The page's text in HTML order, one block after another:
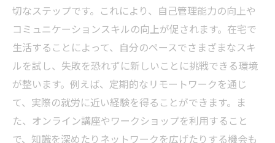
切なステップです。これにより、自己管理能力の向上や
コミュニケーションスキルの向上が促されます。在宅で
生活することによって、自分のペースでさまざまなスキ
ルを試し、失敗を恐れずに新しいことに挑戦できる環境
が整います。例えば、定期的なリモートワークを通じ
て、実際の就労に近い経験を得ることができます。ま
た、オンライン講座やワークショップを利用すること
で、知識を深めたりネットワークを広げたりする機会も